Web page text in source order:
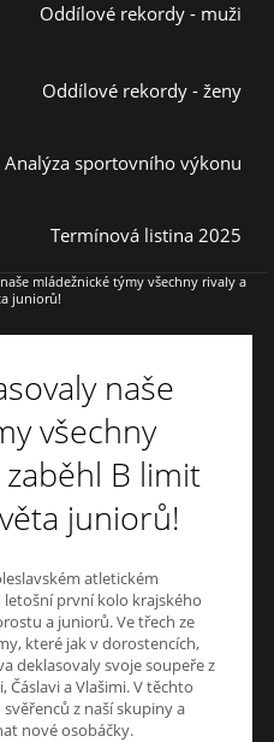
Oddílové rekordy - muži
Oddílové rekordy - ženy
Analýza sportovního výkonu
Termínová listina 2025
mládežnické týmy všechny rivaly a
juniorů!
naše
všechny
B limit
juniorů!
atletickém
první kolo krajského
a juniorů. Ve třech ze
které jak v dorostencích,
deklasovaly svoje soupeře z
Čáslavi a Vlašimi. V těchto
z naší skupiny a
nové osobáčky.